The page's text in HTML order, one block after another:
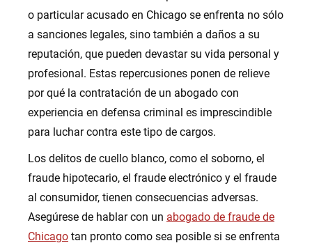
o particular acusado en Chicago se enfrenta no sólo
a sanciones legales, sino también a daños a su
reputación, que pueden devastar su vida personal y
profesional. Estas repercusiones ponen de relieve
por qué la contratación de un abogado con
experiencia en defensa criminal es imprescindible
para luchar contra este tipo de cargos.
Los delitos de cuello blanco, como el soborno, el
fraude hipotecario, el fraude electrónico y el fraude
al consumidor, tienen consecuencias adversas.
Asegúrese de hablar con un abogado de fraude de
Chicago tan pronto como sea posible si se enfrenta